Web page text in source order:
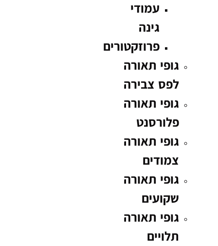
עמודי
גינה
פרוזקטורים
גופי תאורה
לפס צבירה
גופי תאורה
פלורסנט
גופי תאורה
צמודים
גופי תאורה
שקועים
גופי תאורה
תלויים